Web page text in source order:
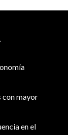
con mayor
en el